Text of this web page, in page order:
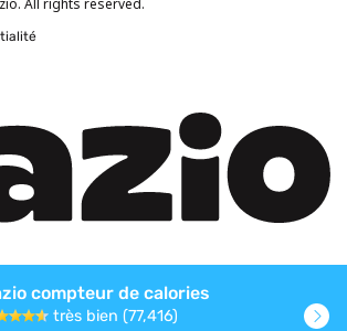
All rights reserved.
compteur de calories
très bien (77,416)